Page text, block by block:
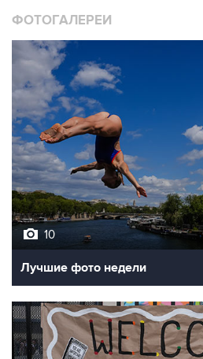
10
Лучшие фото недели